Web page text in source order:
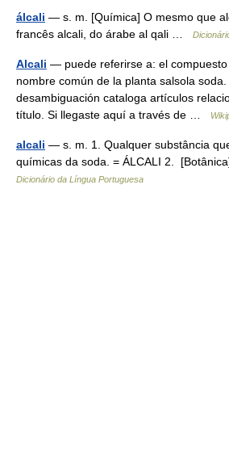
álcali — s. m. [Química] O mesmo que
francês alcali, do árabe al qali …
Alcali — puede referirse a: el
nombre común de la planta salsola
desambiguación cataloga artículos
título. Si llegaste aquí a través de …
alcali — s. m. 1. Qualquer substância
químicas da soda. = ÁLCALI 2.
Dicionário da Língua Portuguesa